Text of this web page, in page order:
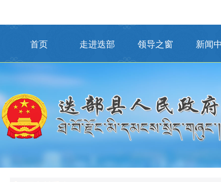
首页 走进迭部 领导之窗 新闻